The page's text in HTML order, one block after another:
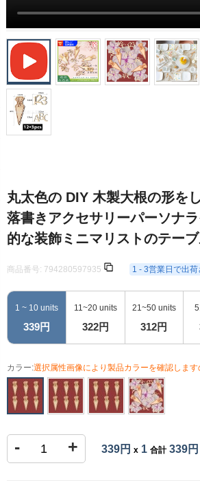
丸太色の DIY 木製大根の形を
落書きアクセサリーパーソナ
的な装飾ミニマリストのテー
商品番号: 794280597935 1 - 3営業日で出荷
1 ~ 10 units
339円
11~20 units
322円
21~50 units
312円
カラー:選択属性画像により製品カラーを確認します
- + 339円 x 1 合計339円